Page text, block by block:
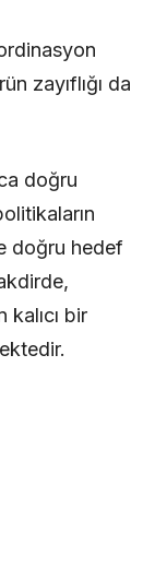
zayıflığı da
doğru
doğru hedef
bir